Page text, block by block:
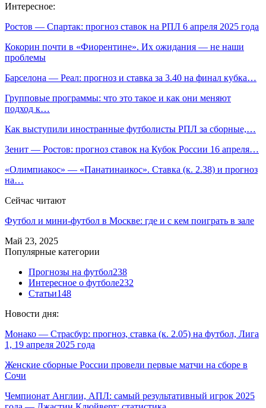
Интересное:
Ростов — Спартак: прогноз ставок на РПЛ 6 апреля 2025 года
Кокорин почти в «Фиорентине». Их ожидания — не наши
проблемы
Барселона — Реал: прогноз и ставка за 3.40 на финал кубка…
Групповые программы: что это такое и как они меняют
подход к…
Как выступили иностранные футболисты РПЛ за сборные,…
Зенит — Ростов: прогноз ставок на Кубок России 16 апреля…
«Олимпиакос» — «Панатинаикос». Ставка (к. 2.38) и прогноз
на…
Сейчас читают
Футбол и мини-футбол в Москве: где и с кем поиграть в зале
Май 23, 2025
Популярные категории
Прогнозы на футбол238
Интересное о футболе232
Статьи148
Новости дня:
Монако — Страсбур: прогноз, ставка (к. 2.05) на футбол, Лига
1, 19 апреля 2025 года
Женские сборные России провели первые матчи на сборе в
Сочи
Чемпионат Англии, АПЛ: самый результативный игрок 2025